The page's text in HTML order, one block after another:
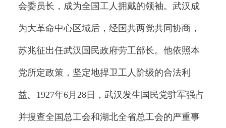
会委员长，成为全国工人拥戴的领袖。武汉成
为大革命中心区域后，经国共两党共同协商，
苏兆征出任武汉国民政府劳工部长。他依照本
党所定政策，坚定地捍卫工人阶级的合法利
益。1927年6月28日，武汉发生国民党驻军强占
并搜查全国总工会和湖北全省总工会的严重事